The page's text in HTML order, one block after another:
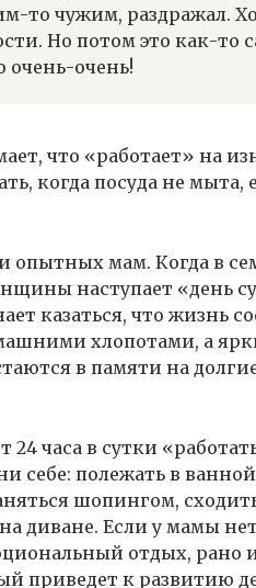
то чужим, раздражал.
Но потом это как-то
очень-очень!
что «работает» на
когда посуда не мыта,
опытных мам. Когда в
наступает «день
казаться, что жизнь
хлопотами, а
в памяти на
24 часа в сутки
себе: полежать в
шопингом,
диване. Если у мамы
отдых, рано
приведет к развитию